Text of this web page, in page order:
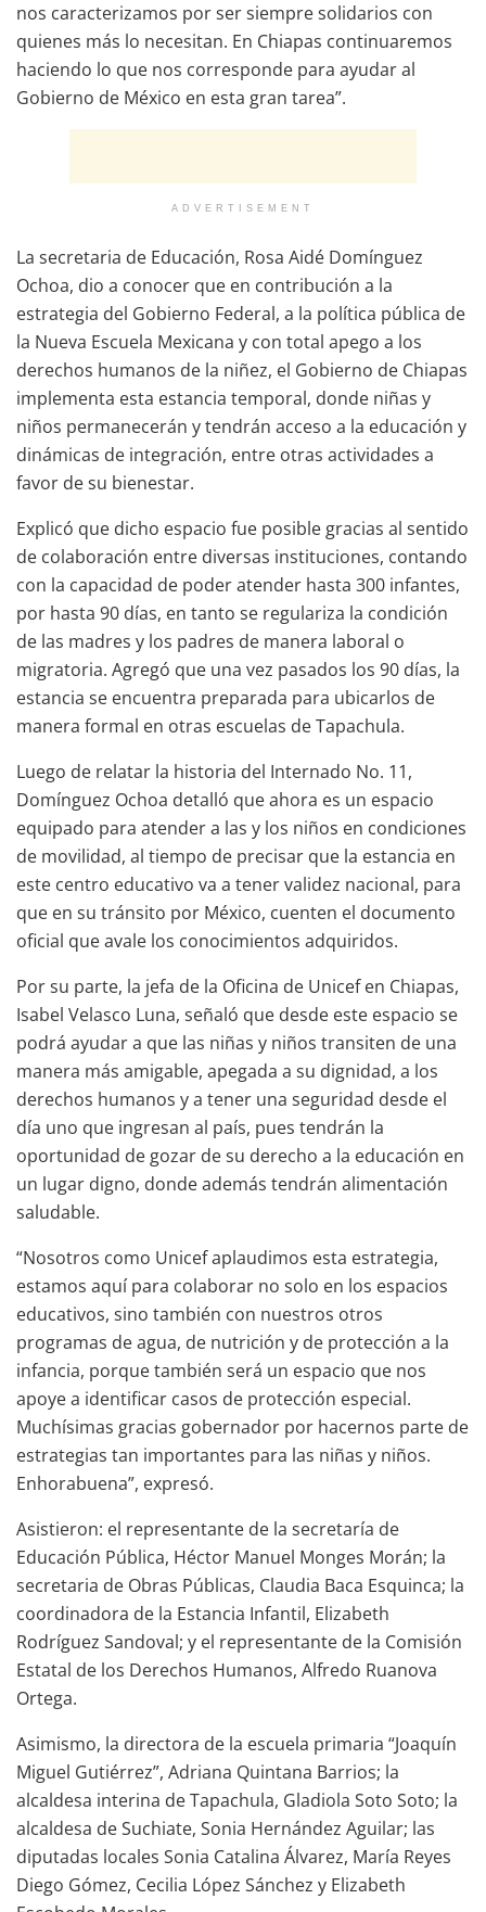
nos caracterizamos por ser siempre solidarios con
quienes más lo necesitan. En Chiapas continuaremos
haciendo lo que nos corresponde para ayudar al
Gobierno de México en esta gran tarea”.
ADVERTISEMENT
La secretaria de Educación, Rosa Aidé Domínguez
Ochoa, dio a conocer que en contribución a la
estrategia del Gobierno Federal, a la política pública de
la Nueva Escuela Mexicana y con total apego a los
derechos humanos de la niñez, el Gobierno de Chiapas
implementa esta estancia temporal, donde niñas y
niños permanecerán y tendrán acceso a la educación y
dinámicas de integración, entre otras actividades a
favor de su bienestar.
Explicó que dicho espacio fue posible gracias al sentido
de colaboración entre diversas instituciones, contando
con la capacidad de poder atender hasta 300 infantes,
por hasta 90 días, en tanto se regulariza la condición
de las madres y los padres de manera laboral o
migratoria. Agregó que una vez pasados los 90 días, la
estancia se encuentra preparada para ubicarlos de
manera formal en otras escuelas de Tapachula.
Luego de relatar la historia del Internado No. 11,
Domínguez Ochoa detalló que ahora es un espacio
equipado para atender a las y los niños en condiciones
de movilidad, al tiempo de precisar que la estancia en
este centro educativo va a tener validez nacional, para
que en su tránsito por México, cuenten el documento
oficial que avale los conocimientos adquiridos.
Por su parte, la jefa de la Oficina de Unicef en Chiapas,
Isabel Velasco Luna, señaló que desde este espacio se
podrá ayudar a que las niñas y niños transiten de una
manera más amigable, apegada a su dignidad, a los
derechos humanos y a tener una seguridad desde el
día uno que ingresan al país, pues tendrán la
oportunidad de gozar de su derecho a la educación en
un lugar digno, donde además tendrán alimentación
saludable.
“Nosotros como Unicef aplaudimos esta estrategia,
estamos aquí para colaborar no solo en los espacios
educativos, sino también con nuestros otros
programas de agua, de nutrición y de protección a la
infancia, porque también será un espacio que nos
apoye a identificar casos de protección especial.
Muchísimas gracias gobernador por hacernos parte de
estrategias tan importantes para las niñas y niños.
Enhorabuena”, expresó.
Asistieron: el representante de la secretaría de
Educación Pública, Héctor Manuel Monges Morán; la
secretaria de Obras Públicas, Claudia Baca Esquinca; la
coordinadora de la Estancia Infantil, Elizabeth
Rodríguez Sandoval; y el representante de la Comisión
Estatal de los Derechos Humanos, Alfredo Ruanova
Ortega.
Asimismo, la directora de la escuela primaria “Joaquín
Miguel Gutiérrez”, Adriana Quintana Barrios; la
alcaldesa interina de Tapachula, Gladiola Soto Soto; la
alcaldesa de Suchiate, Sonia Hernández Aguilar; las
diputadas locales Sonia Catalina Álvarez, María Reyes
Diego Gómez, Cecilia López Sánchez y Elizabeth